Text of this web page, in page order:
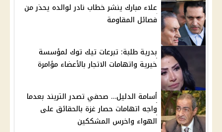
علاء مبارك ينشر خطاب نادر لوالده يحذر من
فصائل المقاومة
بدرية طلبة: تبرعات تيك توك لمؤسسة
خيرية واتهامات الاتجار بالأعضاء مؤامرة
أسامة الدليل… صحفي تصدر التريند بعدما
واجه اتهامات حصار غزة بالحقائق على
الهواء واخرس المشككين